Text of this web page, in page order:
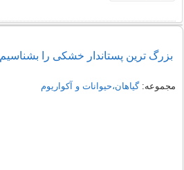
بزرگ ترین پستاندار خشکی را بشناسیم
مجموعه:گیاهان،حیوانات و آکواریوم